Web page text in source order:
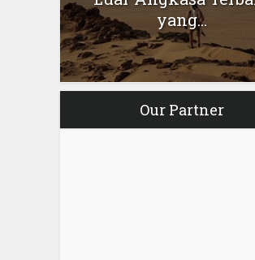
yang...
Our Partner